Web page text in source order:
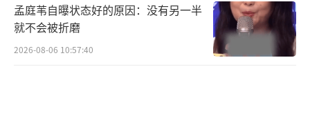
孟庭苇自曝状态好的原因：没有另一半
就不会被折磨
2026-08-06 10:57:40